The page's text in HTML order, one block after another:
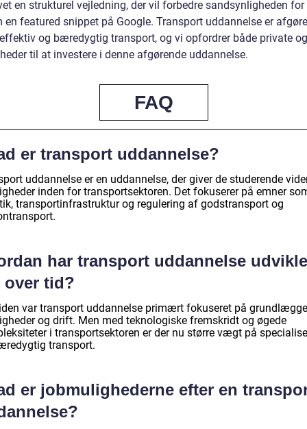
en strukturel vejledning, der vil forbedre sandsynligheden
en featured snippet på Google. Transport uddannelse er
og bæredygtig transport, og vi opfordrer både private og
til at investere i denne afgørende uddannelse.
FAQ
er transport uddannelse?
uddannelse er en uddannelse, der giver de studerende
inden for transportsektoren. Det fokuserer på emner
transportinfrastruktur og regulering af godstransport og
har transport uddannelse
over tid?
var transport uddannelse primært fokuseret på
og drift. Men med teknologiske fremskridt og øgede
i transportsektoren er der nu større vægt på
transport.
er jobmulighederne efter en